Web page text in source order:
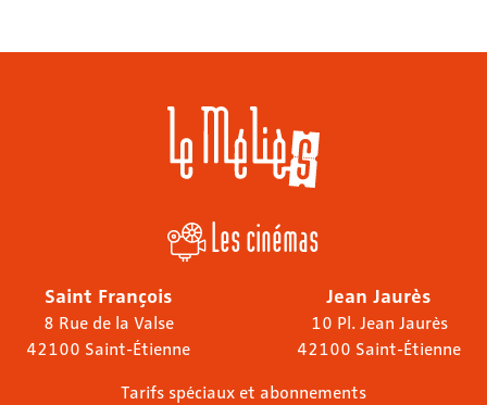
Les cinémas
Saint François
8 Rue de la Valse
42100 Saint-Étienne
Jean Jaurès
10 Pl. Jean Jaurès
42100 Saint-Étienne
Tarifs spéciaux et abonnements